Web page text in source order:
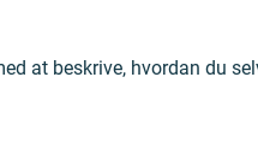
at beskrive, hvordan du